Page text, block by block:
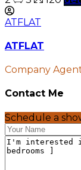
ATFLAT
ATFLAT
Company
Contact Me
Schedule a